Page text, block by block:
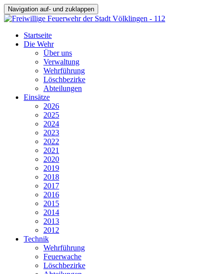
Navigation auf- und zuklappen
Startseite
Die Wehr
Über uns
Verwaltung
Wehrführung
Löschbezirke
Abteilungen
Einsätze
2026
2025
2024
2023
2022
2021
2020
2019
2018
2017
2016
2015
2014
2013
2012
Technik
Wehrführung
Feuerwache
Löschbezirke